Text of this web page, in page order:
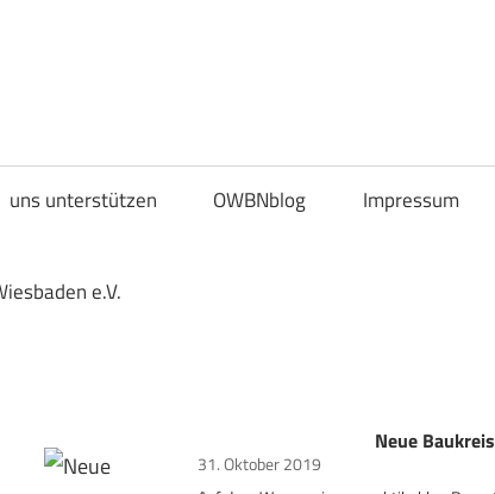
uns unterstützen OWBNblog Impressum
Neue
31. Oktober 2019